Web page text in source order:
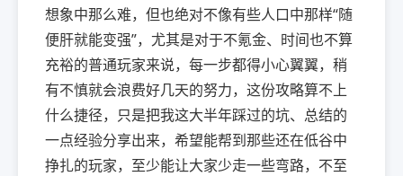
想象中那么难，但也绝对不像有些人口中那样“随
便肝就能变强”，尤其是对于不氪金、时间也不算
充裕的普通玩家来说，每一步都得小心翼翼，稍
有不慎就会浪费好几天的努力，这份攻略算不上
什么捷径，只是把我这大半年踩过的坑、总结的
一点经验分享出来，希望能帮到那些还在低谷中
挣扎的玩家，至少能让大家少走一些弯路，不至